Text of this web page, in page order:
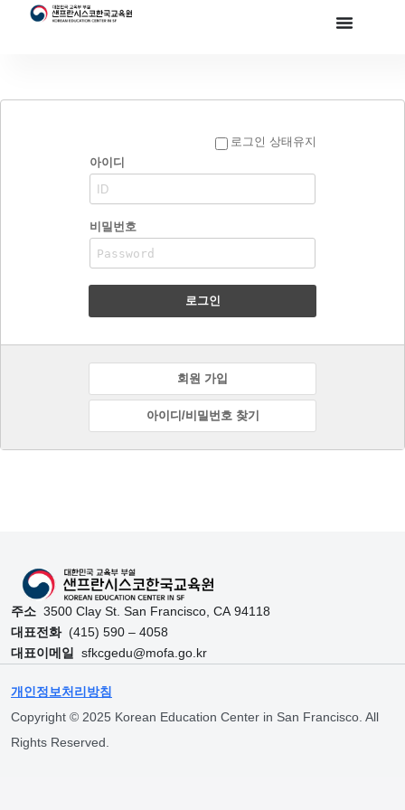
로그인 상태유지
아이디
비밀번호
로그인
회원 가입
아이디/비밀번호 찾기
주소 3500 Clay St. San Francisco, CA 94118
대표전화(415) 590 – 4058
대표이메일
sfkcgedu@mofa.go.kr
개인정보처리방침
Copyright © 2025 Korean Education Center in San Francisco. All
Rights Reserved.